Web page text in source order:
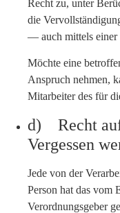
Recht zu, unter
die
— auch mittels einer
Möchte eine
Anspruch nehmen,
Mitarbeiter des für
d) Recht
Vergessen
Jede von der
Person hat das vom
Verordnungsgeber